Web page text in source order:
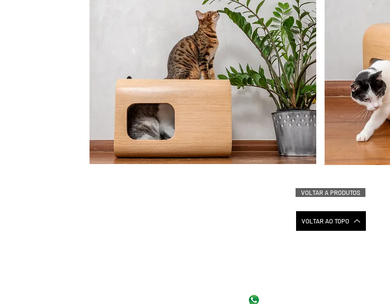
VOLTAR A PRODUTOS
VOLTAR AO TOPO